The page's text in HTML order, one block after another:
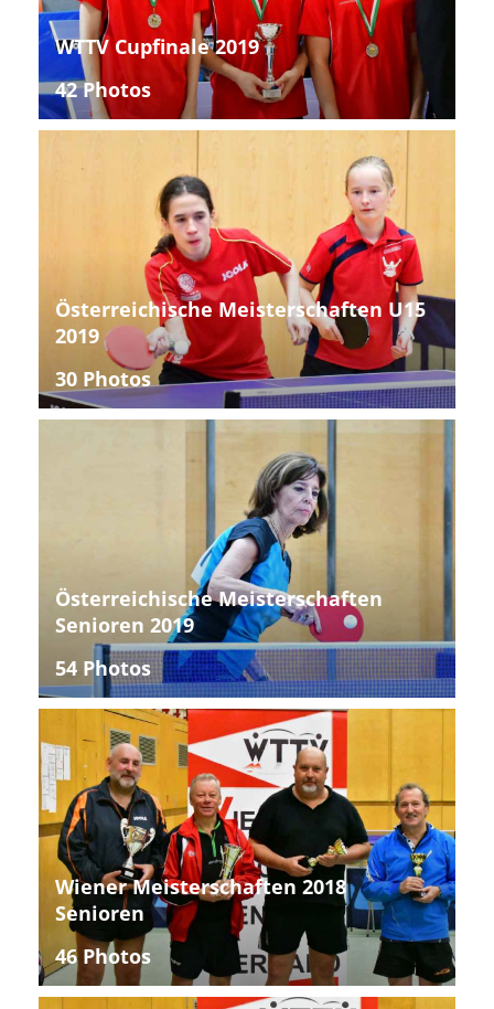
WTTV Cupfinale 2019
42 Photos
Österreichische Meisterschaften U15
2019
30 Photos
Österreichische Meisterschaften
Senioren 2019
54 Photos
Wiener Meisterschaften 2018
Senioren
46 Photos